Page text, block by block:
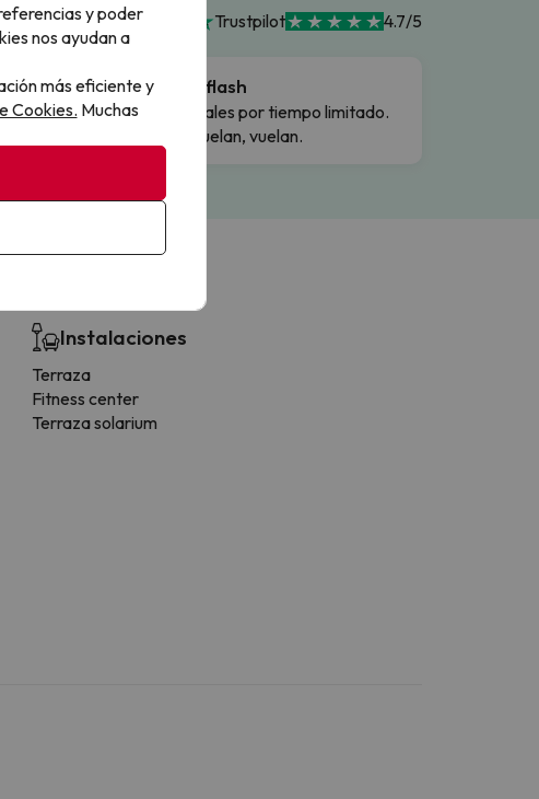
Trustpilot 4.7/5
Ofertas flash
Precios reales por tiempo limitado.
Cuando vuelan, vuelan.
Instalaciones
Terraza
Fitness center
Terraza solarium
y poder
nos ayudan a
más eficiente y
Cookies. Muchas